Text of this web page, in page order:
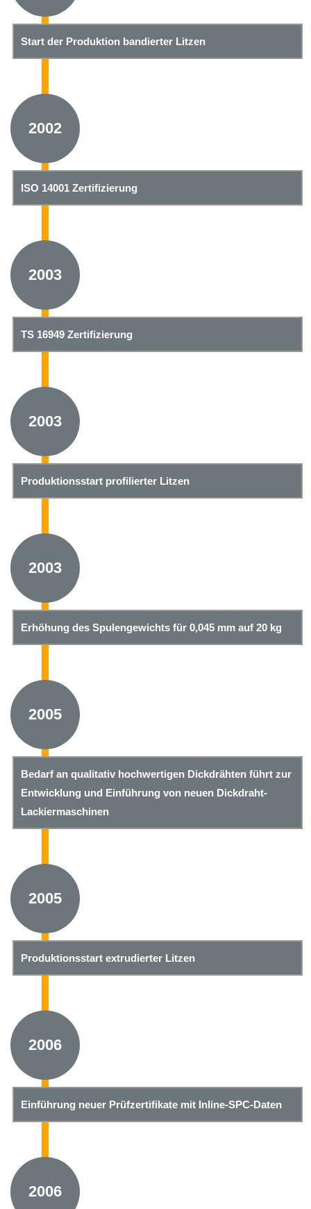
Start der Produktion bandierter Litzen
2002
ISO 14001 Zertifizierung
2003
TS 16949 Zertifizierung
2003
Produktionsstart profilierter Litzen
2003
Erhöhung des Spulengewichts für 0,045 mm auf 20 kg
2005
Bedarf an qualitativ hochwertigen Dickdrähten führt zur
Entwicklung und Einführung von neuen Dickdraht-
Lackiermaschinen
2005
Produktionsstart extrudierter Litzen
2006
Einführung neuer Prüfzertifikate mit Inline-SPC-Daten
2006